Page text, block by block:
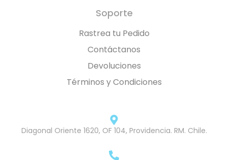
Soporte
Rastrea tu Pedido
Contáctanos
Devoluciones
Términos y Condiciones
Diagonal Oriente 1620, OF 104, Providencia. RM. Chile.